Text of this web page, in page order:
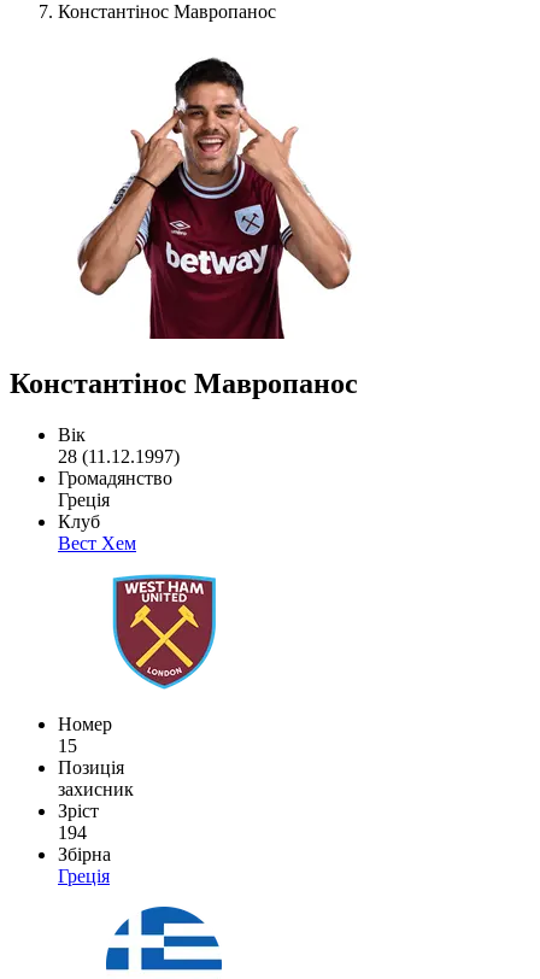
Константінос Мавропанос
Константінос Мавропанос
Вік
28 (11.12.1997)
Громадянство
Греція
Клуб
Вест Хем
Номер
15
Позиція
захисник
Зріст
194
Збірна
Греція